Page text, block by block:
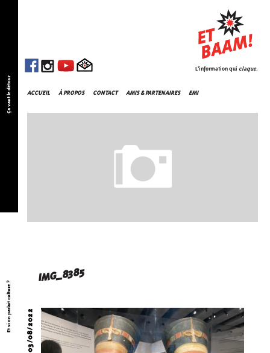
Ça vaut le détour
Et si on parlait culture ?
ACCUEIL À PROPOS CONTACT AMIS & PARTENAIRES EMI
L'information qui claque.
IMG_8385
03/08/2022